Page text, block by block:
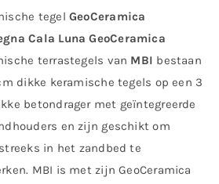
tegel GeoCeramica
Cala Luna GeoCeramica
terrastegels van MBI bestaan
dikke keramische tegels op een 3
betondrager met geïntegreerde
en zijn geschikt om
in het zandbed te
MBI is met zijn GeoCeramica